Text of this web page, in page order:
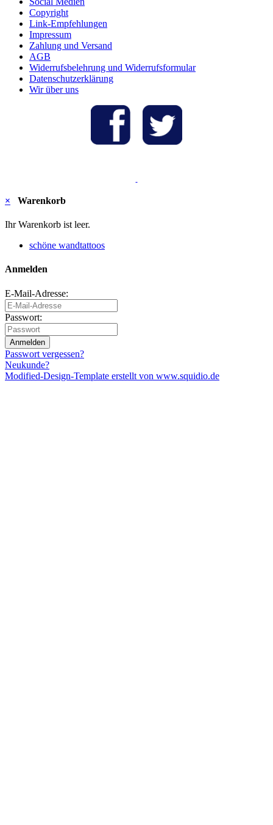
Copyright
Link-Empfehlungen
Impressum
Zahlung und Versand
AGB
Widerrufsbelehrung und Widerrufsformular
Datenschutzerklärung
Wir über uns
× Warenkorb
Ihr Warenkorb ist leer.
schöne wandtattoos
Anmelden
E-Mail-Adresse:
Passwort:
Anmelden
Passwort vergessen?
Neukunde?
Modified-Design-Template erstellt von www.squidio.de